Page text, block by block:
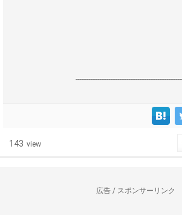
143 view
広告 / スポンサーリンク